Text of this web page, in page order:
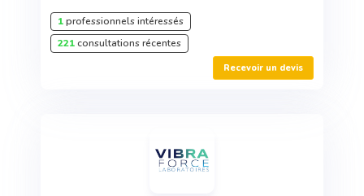
1professionnels intéressés
221consultations récentes
Recevoir un devis